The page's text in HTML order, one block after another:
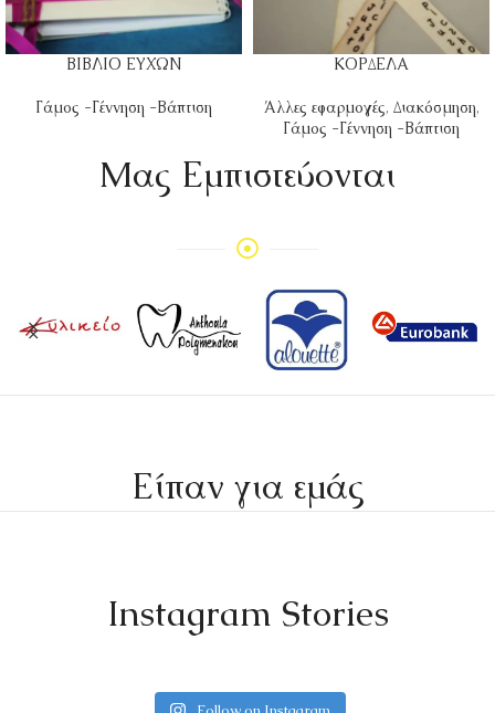
ΒΙΒΛΙΟ ΕΥΧΩΝ
Γάμος -Γέννηση -Βάπτιση
ΚΟΡΔΕΛΑ
Άλλες εφαρμογές, Διακόσμηση,
Γάμος -Γέννηση -Βάπτιση
Mας Εμπιστεύονται
Είπαν για εμάς
Instagram Stories